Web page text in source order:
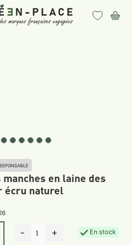
en laine des
écru naturel
- 1 + En stock